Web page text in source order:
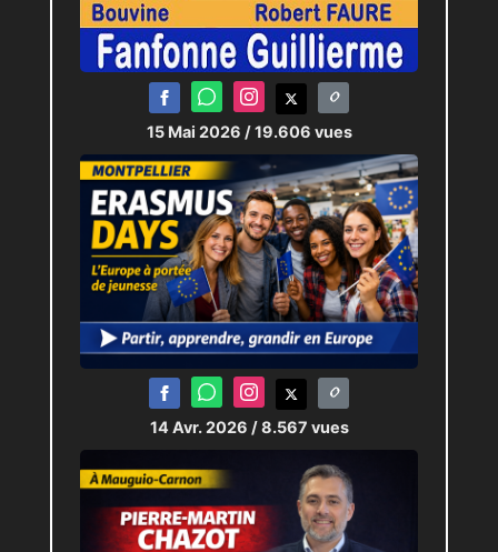
15 Mai 2026 / 19.606 vues
14 Avr. 2026 / 8.567 vues